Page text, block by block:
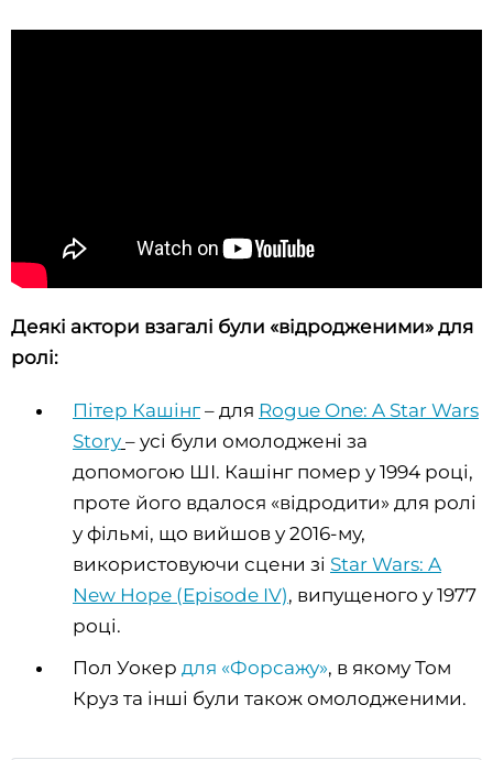
Деякі актори взагалі були «відродженими» для
ролі:
Пітер Кашінг – для Rogue One: A Star Wars
Story – усі були омолоджені за
допомогою ШІ. Кашінг помер у 1994 році,
проте його вдалося «відродити» для ролі
у фільмі, що вийшов у 2016-му,
використовуючи сцени зі Star Wars: A
New Hope (Episode IV), випущеного у 1977
році.
Пол Уокер для «Форсажу», в якому Том
Круз та інші були також омолодженими.